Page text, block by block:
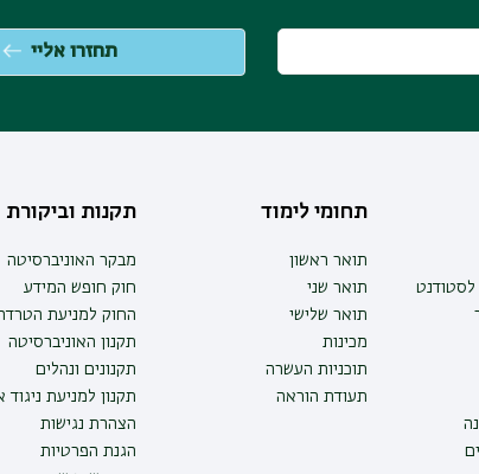
לסטודנט
תחומי לימוד
תואר ראשון
תואר שני
תואר שלישי
מכינות
תוכניות העשרה
תעודת הוראה
תקנות וביקורת
מבקר האוניברסיטה
חוק חופש המידע
החוק למניעת
תקנון האוניברסיטה
תקנונים ונהלים
תקנון למניעת ניגוד
הצהרת נגישות
הגנת הפרטיות